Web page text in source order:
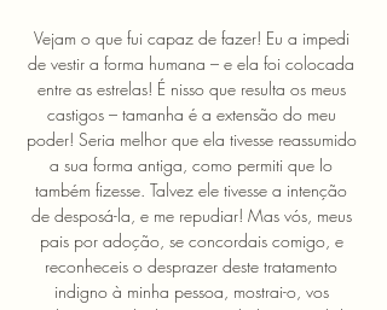
Vejam o que fui capaz de fazer! Eu a impedi
de vestir a forma humana – e ela foi colocada
entre as estrelas! É nisso que resulta os meus
castigos – tamanha é a extensão do meu
poder! Seria melhor que ela tivesse reassumido
a sua forma antiga, como permiti que Io
também fizesse. Talvez ele tivesse a intenção
de desposá-la, e me repudiar! Mas vós, meus
pais por adoção, se concordais comigo, e
reconheceis o desprazer deste tratamento
indigno à minha pessoa, mostrai-o, vos